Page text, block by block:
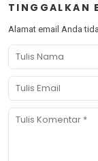
TINGGALKAN
Alamat email Anda